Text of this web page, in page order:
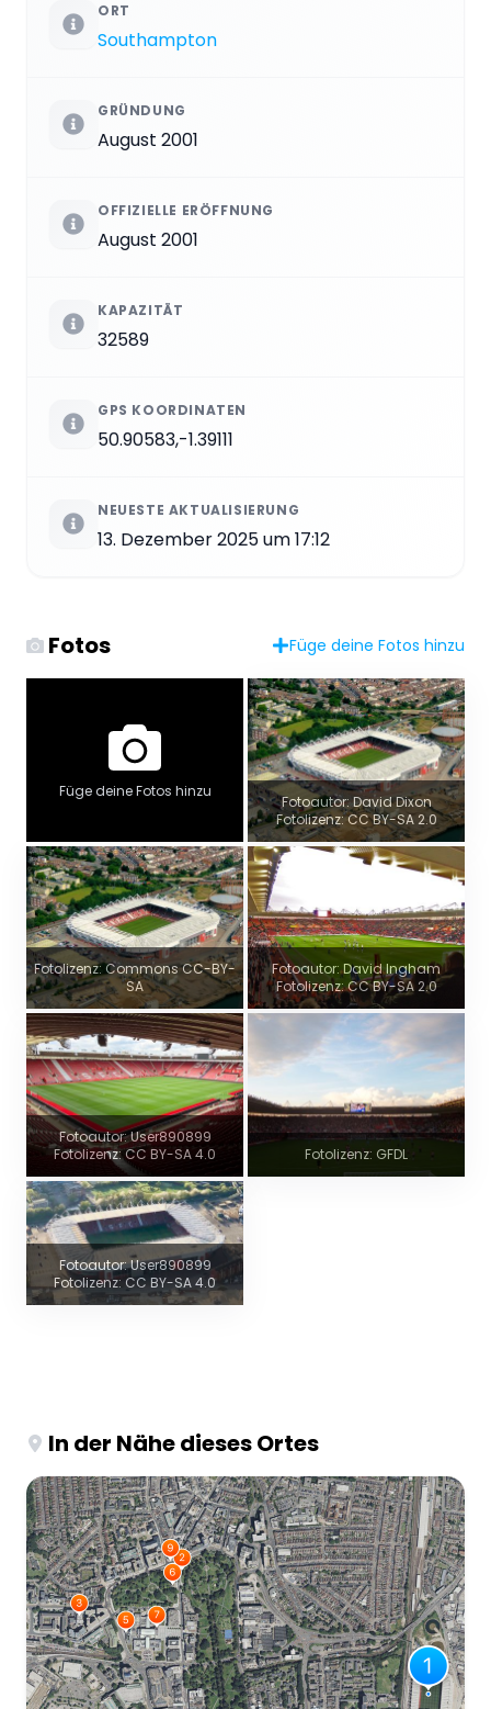
ORT
Southampton
GRÜNDUNG
August 2001
OFFIZIELLE ERÖFFNUNG
August 2001
KAPAZITÄT
32589
GPS KOORDINATEN
50.90583,-1.39111
NEUESTE AKTUALISIERUNG
13. Dezember 2025 um 17:12
Fotos Füge deine Fotos hinzu
Füge deine Fotos hinzu
Fotoautor: David Dixon
Fotolizenz: CC BY-SA 2.0
Fotolizenz: Commons CC-BY-
SA
Fotoautor: David Ingham
Fotolizenz: CC BY-SA 2.0
Fotoautor: User890899
Fotolizenz: CC BY-SA 4.0
Fotolizenz: GFDL
Fotoautor: User890899
Fotolizenz: CC BY-SA 4.0
In der Nähe dieses Ortes